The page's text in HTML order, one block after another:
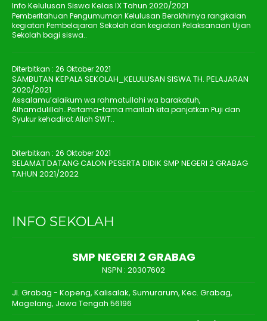
Info Kelulusan Siswa Kelas IX Tahun 2020/2021
Pemberitahuan Pengumuman Kelulusan Berakhirnya rangkaian
kegiatan Pembelajaran Sekolah dan kegiatan Pelaksanaan Ujian
Sekolah bagi siswa..
Diterbitkan : 26 Oktober 2021
SAMBUTAN KEPALA SEKOLAH_KELULUSAN SISWA TH. PELAJARAN
2020/2021
Assalamu’alaikum wa rahmatullahi wa barakatuh,
Alhamdulillah…Pertama-tama marilah kita panjatkan Puji dan
Syukur kehadirat Alloh SWT..
Diterbitkan : 26 Oktober 2021
SELAMAT DATANG CALON PESERTA DIDIK SMP NEGERI 2 GRABAG
TAHUN 2021/2022
INFO SEKOLAH
SMP NEGERI 2 GRABAG
NSPN : 20307602
Jl. Grabag - Kopeng, Kalisalak, Sumurarum, Kec. Grabag,
Magelang, Jawa Tengah 56196